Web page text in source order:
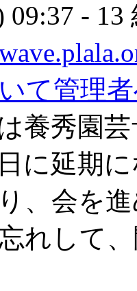
09:37 - 13
て管理
養秀園
に延期
、会を
れして